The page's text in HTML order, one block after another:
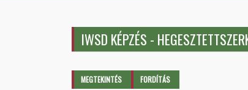
IWSD KÉPZÉS -
Elsődleges fülek
MEGTEKINTÉS (AKTÍVFORDÍTÁS